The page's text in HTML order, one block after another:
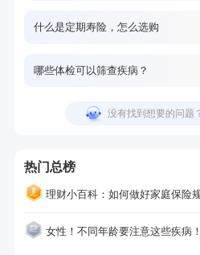
什么是定期寿险，怎么选购
哪些体检可以筛查疾病？
没有找到想要的问题
热门总榜
理财小百科：如何做好家庭保险
女性！不同年龄要注意这些疾病！40岁的这个疾病最